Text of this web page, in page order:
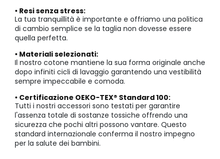
• Resi senza stress:
La tua tranquillità è importante e offriamo una politica
di cambio semplice se la taglia non dovesse essere
quella perfetta.
• Materiali selezionati:
Il nostro cotone mantiene la sua forma originale anche
dopo infiniti cicli di lavaggio garantendo una vestibilità
sempre impeccabile e comoda.
• Certificazione OEKO-TEX® Standard 100:
Tutti i nostri accessori sono testati per garantire
l'assenza totale di sostanze tossiche offrendo una
sicurezza che pochi altri possono vantare. Questo
standard internazionale conferma il nostro impegno
per la salute dei bambini.